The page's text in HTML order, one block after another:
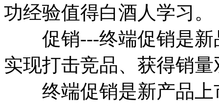
功经验值得白酒人学习。
促销---终端促销是新
实现打击竞品、获得销
终端促销是新产品上